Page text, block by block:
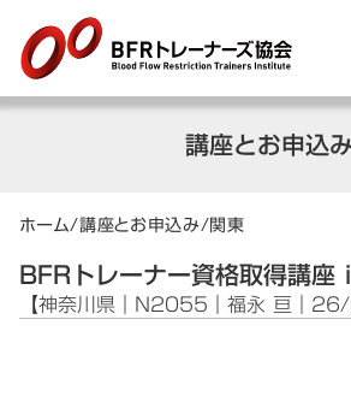
講座とお申込み
ホーム/講座とお申込み/関東
BFRトレーナー資格取得講
【神奈川県｜N2055｜福永 亘｜